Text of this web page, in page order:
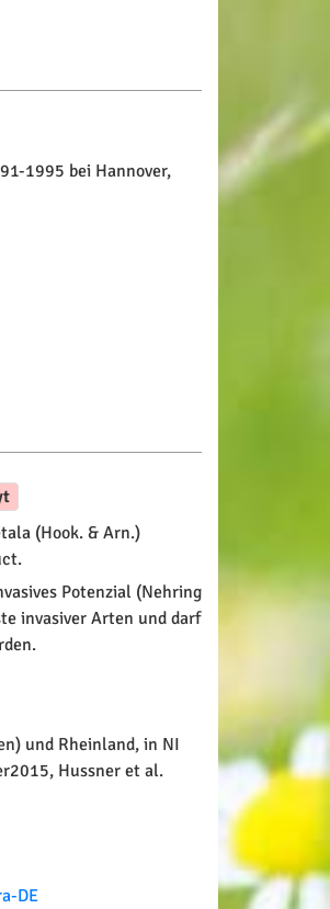
1995 bei Hannover,
(Hook. & Arn.)
Potenzial (Nehring
invasiver Arten und darf
und Rheinland, in NI
Hussner et al.
DE